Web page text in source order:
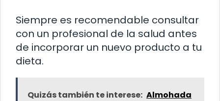
Siempre es recomendable consultar
con un profesional de la salud antes
de incorporar un nuevo producto a tu
dieta.
Quizás también te interese: Almohada